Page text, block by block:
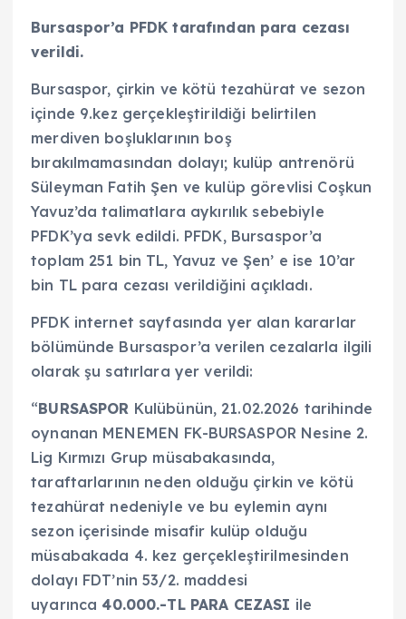
Bursaspor’a PFDK tarafından para cezası
verildi.
Bursaspor, çirkin ve kötü tezahürat ve sezon
içinde 9.kez gerçekleştirildiği belirtilen
merdiven boşluklarının boş
bırakılmamasından dolayı; kulüp antrenörü
Süleyman Fatih Şen ve kulüp görevlisi Coşkun
Yavuz’da talimatlara aykırılık sebebiyle
PFDK’ya sevk edildi. PFDK, Bursaspor’a
toplam 251 bin TL, Yavuz ve Şen’ e ise 10’ar
bin TL para cezası verildiğini açıkladı.
PFDK internet sayfasında yer alan kararlar
bölümünde Bursaspor’a verilen cezalarla ilgili
olarak şu satırlara yer verildi:
“BURSASPOR Kulübünün, 21.02.2026 tarihinde
oynanan MENEMEN FK-BURSASPOR Nesine 2.
Lig Kırmızı Grup müsabakasında,
taraftarlarının neden olduğu çirkin ve kötü
tezahürat nedeniyle ve bu eylemin aynı
sezon içerisinde misafir kulüp olduğu
müsabakada 4. kez gerçekleştirilmesinden
dolayı FDT’nin 53/2. maddesi
uyarınca 40.000.-TL PARA CEZASI ile